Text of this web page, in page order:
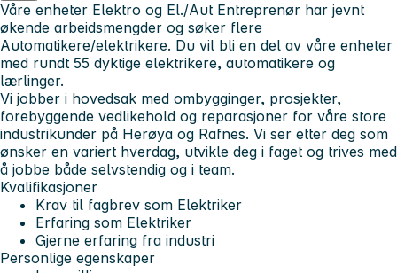
Våre enheter Elektro og El./Aut Entreprenør har jevnt
økende arbeidsmengder og søker flere
Automatikere/elektrikere. Du vil bli en del av våre enheter
med rundt 55 dyktige elektrikere, automatikere og
lærlinger.
Vi jobber i hovedsak med ombygginger, prosjekter,
forebyggende vedlikehold og reparasjoner for våre store
industrikunder på Herøya og Rafnes. Vi ser etter deg som
ønsker en variert hverdag, utvikle deg i faget og trives med
å jobbe både selvstendig og i team.
Kvalifikasjoner
Krav til fagbrev som Elektriker
Erfaring som Elektriker
Gjerne erfaring fra industri
Personlige egenskaper